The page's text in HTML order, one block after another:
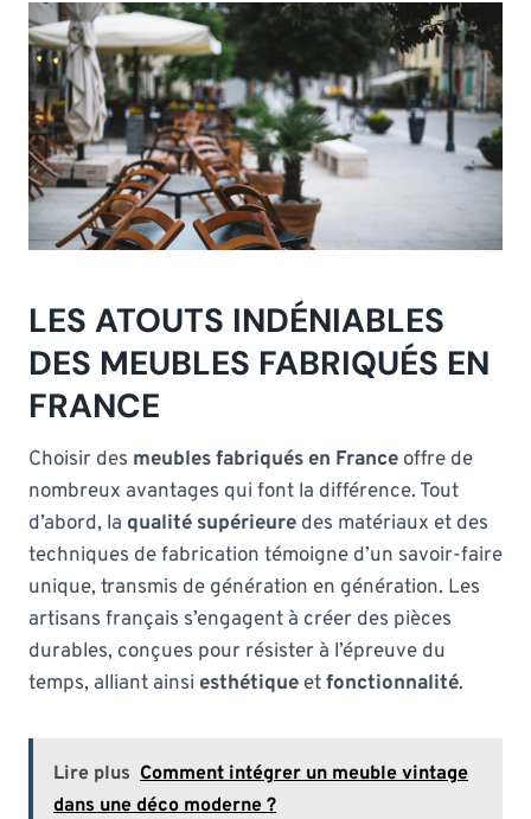
LES ATOUTS INDÉNIABLES
DES MEUBLES FABRIQUÉS EN
FRANCE
Choisir des meubles fabriqués en France offre de
nombreux avantages qui font la différence. Tout
d’abord, la qualité supérieure des matériaux et des
techniques de fabrication témoigne d’un savoir-faire
unique, transmis de génération en génération. Les
artisans français s’engagent à créer des pièces
durables, conçues pour résister à l’épreuve du
temps, alliant ainsi esthétique etfonctionnalité.
Lire plus Comment intégrer un meuble vintage
dans une déco moderne ?